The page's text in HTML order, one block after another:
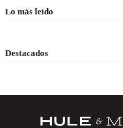
Lo más leído
Destacados